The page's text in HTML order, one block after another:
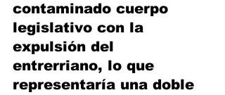
contaminado cuerpo
legislativo con la
expulsión del
entrerriano, lo que
representaría una doble